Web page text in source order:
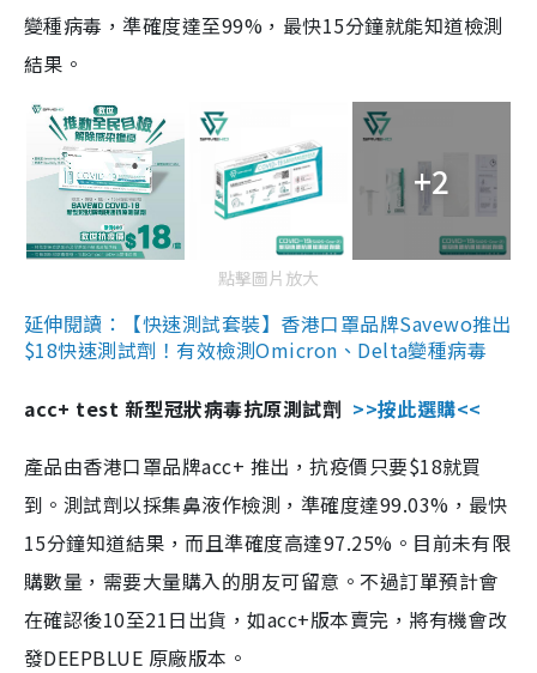
變種病毒，準確度達至99%，最快15分鐘就能知道檢測
結果。
+2
點擊圖片放大
延伸閱讀：【快速測試套裝】香港口罩品牌Savewo推出
$18快速測試劑！有效檢測Omicron、Delta變種病毒
acc+ test 新型冠狀病毒抗原測試劑 >>按此選購<<
產品由香港口罩品牌acc+ 推出，抗疫價只要$18就買
到。測試劑以採集鼻液作檢測，準確度達99.03%，最快
15分鐘知道結果，而且準確度高達97.25%。目前未有限
購數量，需要大量購入的朋友可留意。不過訂單預計會
在確認後10至21日出貨，如acc+版本賣完，將有機會改
發DEEPBLUE 原廠版本。